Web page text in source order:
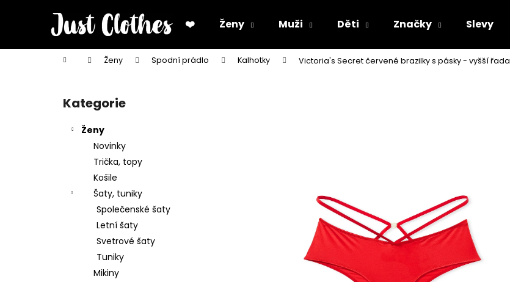
❤️ Ženy Muži Děti Značky Slevy
Domů Ženy Spodní prádlo Kalhotky Victoria's Secret červené brazilky s pásky - vyšší řada
Přeskočit
kategorie
Kategorie
Ženy
Novinky
Trička, topy
Košile
Šaty, tuniky
Společenské šaty
Letní šaty
Svetrové šaty
Tuniky
Mikiny
í
Zpět
do
Zpět
do
Co potřebujete najít?